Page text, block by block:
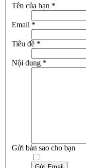
Tên của bạn *
Email *
Tiêu đề *
Nội dung *
Gửi bản sao cho bạn